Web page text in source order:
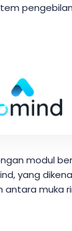
modul
yang
muka